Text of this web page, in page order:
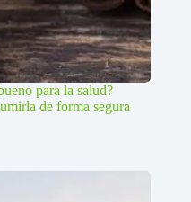
para la salud?
de forma segura